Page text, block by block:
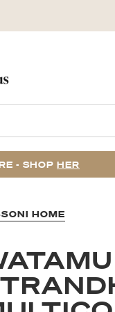
- SHOP HER
HOME